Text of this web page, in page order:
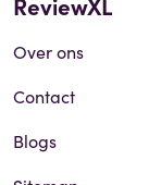
Over ons
Contact
Blogs